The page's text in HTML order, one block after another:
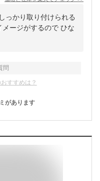
っかり取り付けられる
ージがするので ひな
問
すすめは？
があります